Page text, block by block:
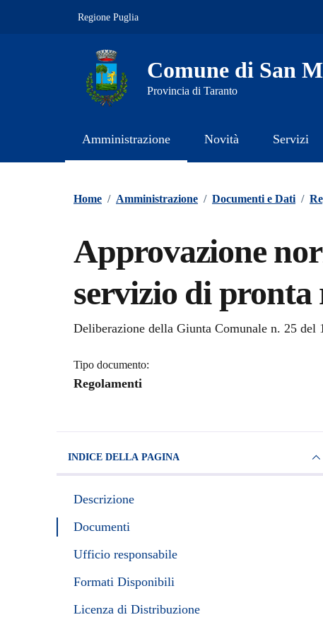
Regione Puglia
Comune di San
Provincia di Taranto
Amministrazione Novità Servizi
Home / Amministrazione / Documenti e Dati /
Approvazione
servizio di
Dettagli del documento
Deliberazione della Giunta Comunale n. 25 del
Tipo documento:
Regolamenti
INDICE DELLA PAGINA
Descrizione
Documenti
Ufficio responsabile
Formati Disponibili
Licenza di Distribuzione